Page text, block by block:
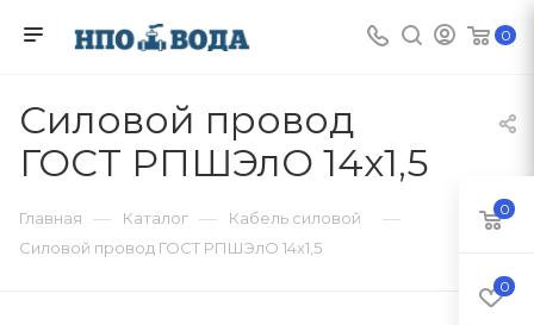
0
Силовой провод
ГОСТ РПШЭлО 14х1,5
Главная — Каталог — Кабель силовой —
Силовой провод ГОСТ РПШЭлО 14х1,5
0
0